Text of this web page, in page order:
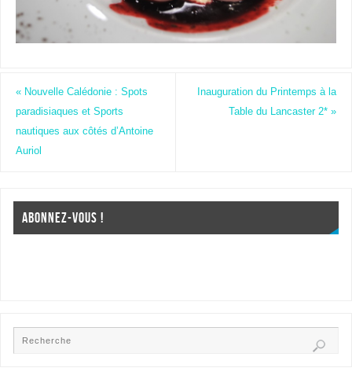
«Nouvelle Calédonie : Spots
paradisiaques et Sports
nautiques aux côtés d’Antoine
Auriol
Inauguration du Printemps à la
Table du Lancaster 2*»
ABONNEZ-VOUS !